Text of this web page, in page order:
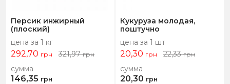
Персик инжирный
(плоский)
цена за 1 кг
292,70 грн 321,97грн
сумма
146,35 грн
Кукуруза молодая,
поштучно
цена за 1 шт
20,30 грн 22,33грн
сумма
20,30 грн